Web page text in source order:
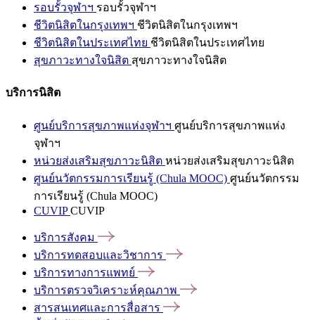
รอบรั้วจุฬาฯ รอบรั้วจุฬาฯ
ชีวิตนิสิตในกรุงเทพฯ ชีวิตนิสิตในกรุงเทพฯ
ชีวิตนิสิตในประเทศไทย ชีวิตนิสิตในประเทศไทย
สุขภาวะทางใจนิสิต สุขภาวะทางใจนิสิต
บริการนิสิต
ศูนย์บริการสุขภาพแห่งจุฬาฯ ศูนย์บริการสุขภาพแห่ง
จุฬาฯ
หน่วยส่งเสริมสุขภาวะนิสิต หน่วยส่งเสริมสุขภาวะนิสิต
ศูนย์นวัตกรรมการเรียนรู้ (Chula MOOC) ศูนย์นวัตกรรม
การเรียนรู้ (Chula MOOC)
CUVIPCUVIP
บริการสังคม
บริการทดสอบและวิชาการ
บริการทางการแพทย์
บริการตรวจวิเคราะห์คุณภาพ
สารสนเทศและการสื่อสาร